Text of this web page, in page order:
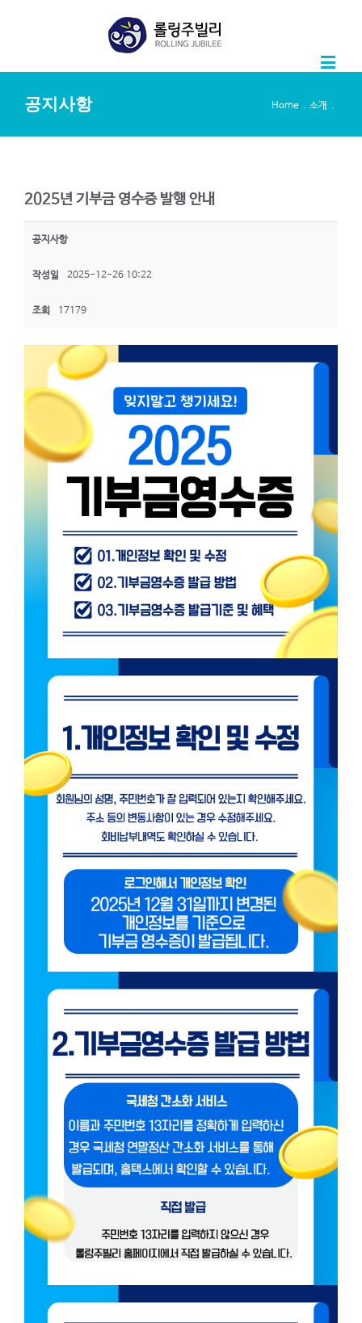
공지사항 Home 소개
2025년 기부금 영수증 발행 안내
공지사항
작성일 2025-12-26 10:22
조회 17179